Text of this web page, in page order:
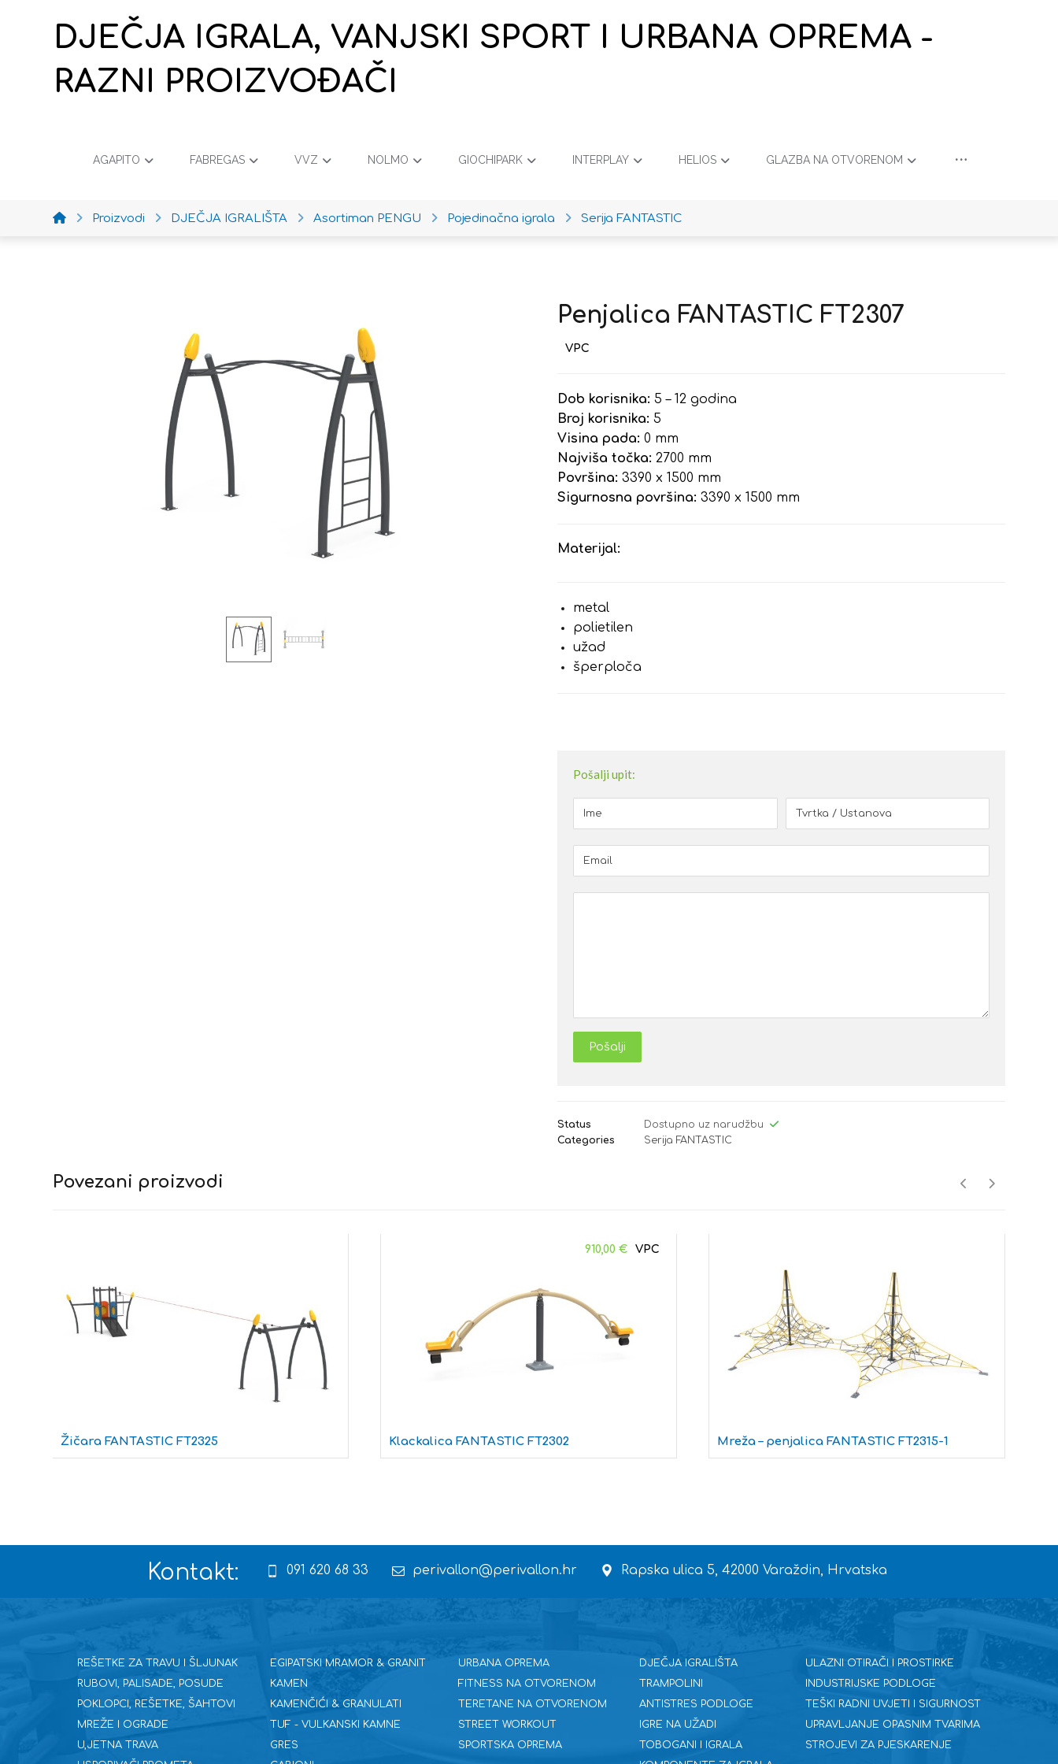
DJEČJA IGRALA, VANJSKI SPORT I URBANA OPREMA -
RAZNI PROIZVOĐAČI
AGAPITO FABREGAS VVZ NOLMO GIOCHIPARK INTERPLAY HELIOS GLAZBA NA OTVORENOM
Proizvodi DJEČJA IGRALIŠTA Asortiman PENGU Pojedinačna igrala Serija FANTASTIC
Penjalica FANTASTIC FT2307
Dob korisnika: 5 – 12 godina
Broj korisnika: 5
Visina pada: 0 mm
Najviša točka: 2700 mm
Površina: 3390 x 1500 mm
Sigurnosna površina: 3390 x 1500 mm
Materijal:
metal
polietilen
užad
šperploča
Pošalji upit:
Pošalji
Status
Dostupno uz narudžbu
Categories
Serija FANTASTIC
Povezani proizvodi
Žičara FANTASTIC FT2325 Klackalica FANTASTIC FT2302
910,00€
Mreža – penjalica FANTASTIC FT2315-1
Kontakt: 091 620 68 33 perivallon@perivallon.hr Rapska ulica 5, 42000 Varaždin, Hrvatska
REŠETKE ZA TRAVU I ŠLJUNAK
RUBOVI, PALISADE, POSUDE
POKLOPCI, REŠETKE, ŠAHTOVI
MREŽE I OGRADE
U,JETNA TRAVA
EGIPATSKI MRAMOR & GRANIT
KAMEN
KAMENČIĆI & GRANULATI
TUF - VULKANSKI KAMNE
GRES
URBANA OPREMA
FITNESS NA OTVORENOM
TERETANE NA OTVORENOM
STREET WORKOUT
SPORTSKA OPREMA
DJEČJA IGRALIŠTA
TRAMPOLINI
ANTISTRES PODLOGE
IGRE NA UŽADI
TOBOGANI I IGRALA
ULAZNI OTIRAČI I PROSTIRKE
INDUSTRIJSKE PODLOGE
TEŠKI RADNI UVJETI I SIGURNOST
UPRAVLJANJE OPASNIM TVARIMA
STROJEVI ZA PJESKARENJE